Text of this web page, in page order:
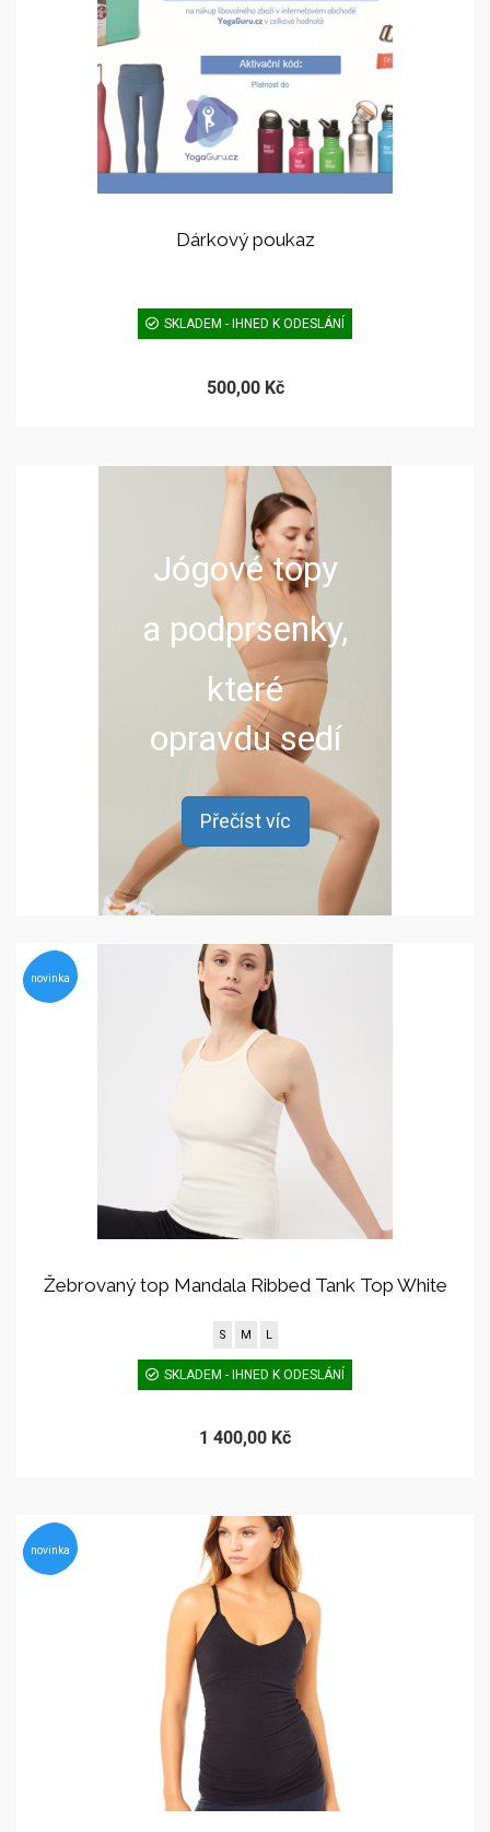
Dárkový poukaz
SKLADEM - IHNED K ODESLÁNÍ
500,00 Kč
Jógové topy
a podprsenky,
které
opravdu sedí
Přečíst víc
novinka
Žebrovaný top Mandala Ribbed Tank Top White
S M L
SKLADEM - IHNED K ODESLÁNÍ
1 400,00 Kč
novinka